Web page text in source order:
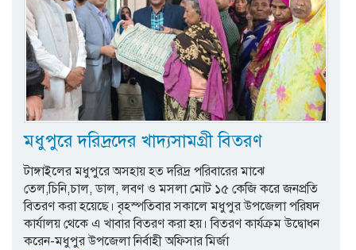
মধুপুরে দরিদ্রদের খাদ্যসামগ্রী বিতরণ
টাঙ্গাইলের মধুপুরে অসহায় হত দরিদ্র পরিবারের মাঝে
তেল,চিনি,চাল, ডাল, লবণ ও মসলা মোট ১৫ কেজি করে জনপ্রতি
বিতরণ করা হয়েছে। বৃহস্পতিবার সকালে মধুপুর উপজেলা পরিষদ
কার্যালয় থেকে এ খাবার বিতরণ করা হয়। বিতরণ কার্যক্রম উদ্বোধন
করেন-মধুপুর উপজেলা নির্বাহী অফিসার মির্জা